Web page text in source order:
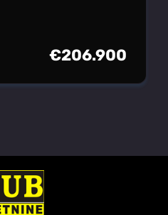
€206.900